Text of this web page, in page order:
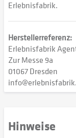
Erlebnisfabrik.
Herstellerreferenz:
Erlebnisfabrik
Zur Messe 9a
01067 Dresden
Hinweise